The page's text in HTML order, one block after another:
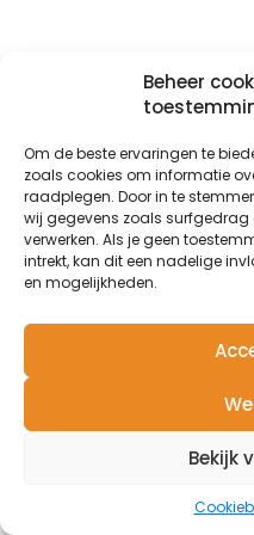
Beheer
Om de beste ervaringen te
zoals cookies om informatie
raadplegen. Door in te
wij gegevens zoals surfgedrag
verwerken. Als je geen
intrekt, kan dit een nadelige
en mogelijkheden.
Bekijk